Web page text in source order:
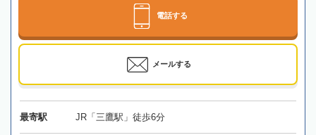
電話する
メールする
最寄駅 JR「三鷹駅」徒歩6分